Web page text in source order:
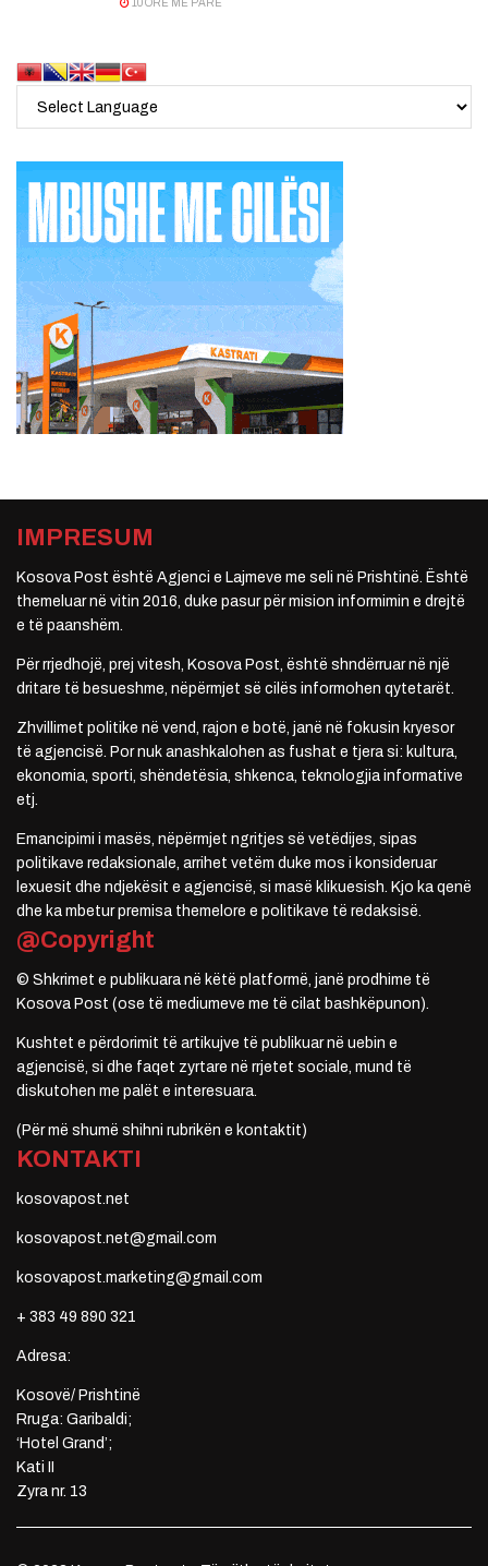
10 ORË MË PARË
IMPRESUM
Kosova Post është Agjenci e Lajmeve me seli në Prishtinë. Është
themeluar në vitin 2016, duke pasur për mision informimin e drejtë
e të paanshëm.
Për rrjedhojë, prej vitesh, Kosova Post, është shndërruar në një
dritare të besueshme, nëpërmjet së cilës informohen qytetarët.
Zhvillimet politike në vend, rajon e botë, janë në fokusin kryesor
të agjencisë. Por nuk anashkalohen as fushat e tjera si: kultura,
ekonomia, sporti, shëndetësia, shkenca, teknologjia informative
etj.
Emancipimi i masës, nëpërmjet ngritjes së vetëdijes, sipas
politikave redaksionale, arrihet vetëm duke mos i konsideruar
lexuesit dhe ndjekësit e agjencisë, si masë klikuesish. Kjo ka qenë
dhe ka mbetur premisa themelore e politikave të redaksisë.
@Copyright
© Shkrimet e publikuara në këtë platformë, janë prodhime të
Kosova Post (ose të mediumeve me të cilat bashkëpunon).
Kushtet e përdorimit të artikujve të publikuar në uebin e
agjencisë, si dhe faqet zyrtare në rrjetet sociale, mund të
diskutohen me palët e interesuara.
(Për më shumë shihni rubrikën e kontaktit)
KONTAKTI
kosovapost.net
kosovapost.net@gmail.com
kosovapost.marketing@gmail.com
+ 383 49 890 321
Adresa:
Kosovë/ Prishtinë
Rruga: Garibaldi;
‘Hotel Grand’;
Kati II
Zyra nr. 13